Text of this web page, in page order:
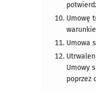
Umowę
Umowa
Umowy
poprzez